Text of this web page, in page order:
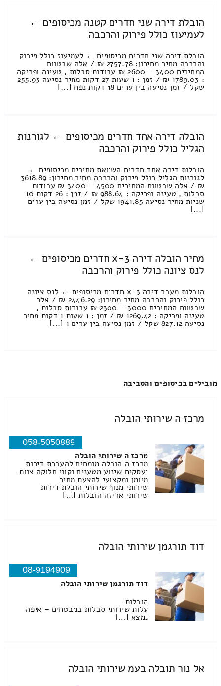
הובלת דירה שני חדרים קטנה מכיסופים ←
לעמיעוז כולל פירוק והרכבה
הובלת דירה שני חדרים מכיסופים ← לעמיעוז כולל פירוק
והרכבה מחיר מחירון: 2757.78 ₪ / אלה שבטווח
המחירים 3400 – 2600 ₪ עבודות סבלות , טעינה ופריקה
: 1789.03 ₪ / זמן : 1 שעות 27 דקות מחיר נסיעה 255.93
שקל / זמן נסיעה בין ערים 18 דקות נפח [...]
הובלה דירה אחד חדרים מכיסופים ← לגורנות
הגליל כולל פירוק והרכבה
הובלות דירה אחד חדרים השוואת מחירים מכיסופים ←
לגורנות הגליל כולל פירוק והרכבה מחיר מחירון: 3618.89
₪ / אלה שבטווח המחירים 4500 – 3400 ₪ עבודות
סבלות , טעינה ופריקה : 988.64 ₪ / זמן : 26 דקות 10
שניות מחיר נסיעה 1941.85 שקל / זמן נסיעה בין ערים
[...]
מחיר הובלה דירה 3-x חדרים מכיסופים ←
לנס ציונה כולל פירוק והרכבה
הובלות מעבר דירה 3-x חדרים מכיסופים ← לנס ציונה
כולל פירוק והרכבה מחיר מחירון: 2446.29 ₪ / אלה
שבטווח המחירים 3000 – 2300 ₪ עבודות סבלות ,
טעינה ופריקה : 1269.42 ₪ / זמן : 1 שעות 1 דקות מחיר
נסיעה 827.12 שקל / זמן נסיעה בין ערים 1 [...]
מובילים בכיסופים והסביבה
מרכז ה שירותי הובלה
058-5050889
מרכז ה שירותי הובלה
מרכז ה הובלה מומחים להעברת דירות
ועסקים שינוע מטענים וקווי חלוקה צוות
מיומן ומקצועי להצעת מחיר
שירותי מנוף שירותי הובלת דירות
שירותי אריזה הובלות […]
דוד תורגמן שירותי הובלה
08-9194909
דוד תורגמן שירותי הובלה
הובלות
עלות שירותי סבלות במבטחים – איפה
נמצא […]
אל נור תובלה בעמ שירותי הובלה